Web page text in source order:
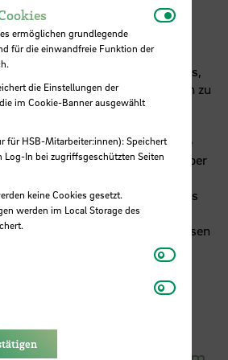
nicht nur innerhalb der
gehört Offenheit. Auch
nicht nur linear – ich tue was,
Fehlerkorrektur. Es ist hilfreich zu
oft paradoxe Widersprüche
dass ich über Rückkoppelungen
nachdenke. Die Natur, die
jetzt durch Klimawandel, sitzt aber
Tisch, hat keine
Hierbei ist wichtig, dass wir uns
da es immer verschiedene
Transformation gibt. Wir müssen
an Führung und
und mit unseren
ermöglichen grundlegende
für die einwandfreie Funktion der
die Einstellungen der
im Cookie-Banner ausgewählt
für HSB-Mitarbeiter:innen): Speichert
Log-In bei zugriffsgeschützten Seiten
keine Cookies gesetzt.
werden im Local Storage des
Matomo
Youtube